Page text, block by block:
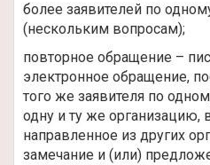
более заявителей по
(нескольким вопросам);
повторное обращение –
электронное обращение,
того же заявителя по
одну и ту же организацию,
направленное из других
замечание и (или)